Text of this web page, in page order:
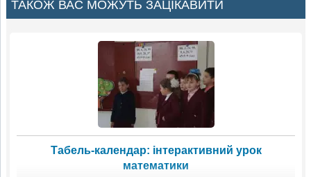
ТАКОЖ ВАС МОЖУТЬ ЗАЦІКАВИТИ
Табель-календар: інтерактивний урок
математики